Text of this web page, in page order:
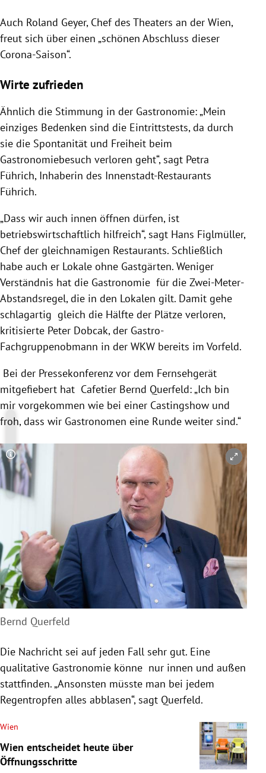
Auch Roland Geyer, Chef des Theaters an der Wien,
freut sich über einen „schönen Abschluss dieser
Corona-Saison“.
Wirte zufrieden
Ähnlich die Stimmung in der Gastronomie: „Mein
einziges Bedenken sind die Eintrittstests, da durch
sie die Spontanität und Freiheit beim
Gastronomiebesuch verloren geht“, sagt Petra
Führich, Inhaberin des Innenstadt-Restaurants
Führich.
„Dass wir auch innen öffnen dürfen, ist
betriebswirtschaftlich hilfreich“, sagt Hans Figlmüller,
Chef der gleichnamigen Restaurants. Schließlich
habe auch er Lokale ohne Gastgärten. Weniger
Verständnis hat die Gastronomie für die Zwei-Meter-
Abstandsregel, die in den Lokalen gilt. Damit gehe
schlagartig gleich die Hälfte der Plätze verloren,
kritisierte Peter Dobcak, der Gastro-
Fachgruppenobmann in der WKW bereits im Vorfeld.
Bei der Pressekonferenz vor dem Fernsehgerät
mitgefiebert hat Cafetier Bernd Querfeld: „Ich bin
mir vorgekommen wie bei einer Castingshow und
froh, dass wir Gastronomen eine Runde weiter sind.“
Copyright-Hinweis öffnen/schließen
Bernd Querfeld
Die Nachricht sei auf jeden Fall sehr gut. Eine
qualitative Gastronomie könne nur innen und außen
stattfinden. „Ansonsten müsste man bei jedem
Regentropfen alles abblasen“, sagt Querfeld.
Wien
Wien entscheidet heute über
Öffnungsschritte